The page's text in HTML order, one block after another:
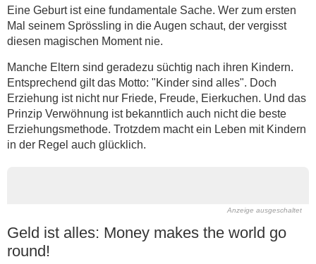
Eine Geburt ist eine fundamentale Sache. Wer zum ersten
Mal seinem Sprössling in die Augen schaut, der vergisst
diesen magischen Moment nie.
Manche Eltern sind geradezu süchtig nach ihren Kindern.
Entsprechend gilt das Motto: "Kinder sind alles". Doch
Erziehung ist nicht nur Friede, Freude, Eierkuchen. Und das
Prinzip Verwöhnung ist bekanntlich auch nicht die beste
Erziehungsmethode. Trotzdem macht ein Leben mit Kindern
in der Regel auch glücklich.
Anzeige ausgeschaltet
Geld ist alles: Money makes the world go
round!